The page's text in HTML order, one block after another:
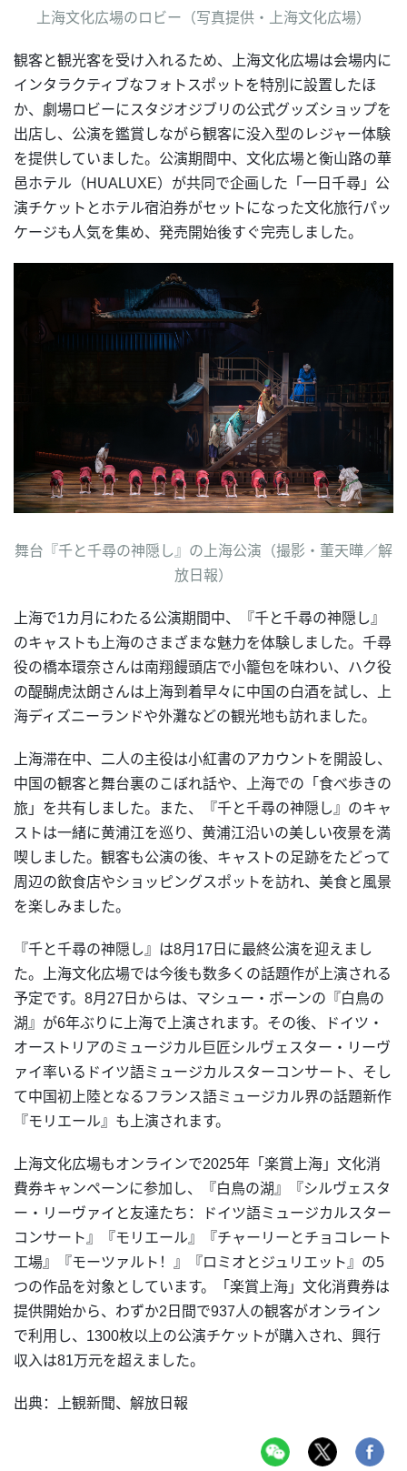
上海文化広場のロビー（写真提供・上海文化広場）
観客と観光客を受け入れるため、上海文化広場は会場内に
インタラクティブなフォトスポットを特別に設置したほ
か、劇場ロビーにスタジオジブリの公式グッズショップを
出店し、公演を鑑賞しながら観客に没入型のレジャー体験
を提供していました。公演期間中、文化広場と衡山路の華
邑ホテル（HUALUXE）が共同で企画した「一日千尋」公
演チケットとホテル宿泊券がセットになった文化旅行パッ
ケージも人気を集め、発売開始後すぐ完売しました。
舞台『千と千尋の神隠し』の上海公演（撮影・董天曄／解
放日報）
上海で1カ月にわたる公演期間中、『千と千尋の神隠し』
のキャストも上海のさまざまな魅力を体験しました。千尋
役の橋本環奈さんは南翔饅頭店で小籠包を味わい、ハク役
の醍醐虎汰朗さんは上海到着早々に中国の白酒を試し、上
海ディズニーランドや外灘などの観光地も訪れました。
上海滞在中、二人の主役は小紅書のアカウントを開設し、
中国の観客と舞台裏のこぼれ話や、上海での「食べ歩きの
旅」を共有しました。また、『千と千尋の神隠し』のキャ
ストは一緒に黄浦江を巡り、黄浦江沿いの美しい夜景を満
喫しました。観客も公演の後、キャストの足跡をたどって
周辺の飲食店やショッピングスポットを訪れ、美食と風景
を楽しみました。
『千と千尋の神隠し』は8月17日に最終公演を迎えまし
た。上海文化広場では今後も数多くの話題作が上演される
予定です。8月27日からは、マシュー・ボーンの『白鳥の
湖』が6年ぶりに上海で上演されます。その後、ドイツ・
オーストリアのミュージカル巨匠シルヴェスター・リーヴ
ァイ率いるドイツ語ミュージカルスターコンサート、そし
て中国初上陸となるフランス語ミュージカル界の話題新作
『モリエール』も上演されます。
上海文化広場もオンラインで2025年「楽賞上海」文化消
費券キャンペーンに参加し、『白鳥の湖』『シルヴェスタ
ー・リーヴァイと友達たち：ドイツ語ミュージカルスター
コンサート』『モリエール』『チャーリーとチョコレート
工場』『モーツァルト！』『ロミオとジュリエット』の5
つの作品を対象としています。「楽賞上海」文化消費券は
提供開始から、わずか2日間で937人の観客がオンライン
で利用し、1300枚以上の公演チケットが購入され、興行
収入は81万元を超えました。
出典：上観新聞、解放日報